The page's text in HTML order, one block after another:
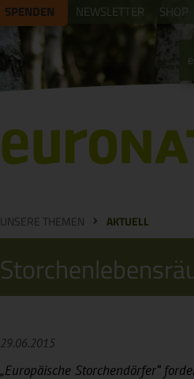
SPENDEN NEWSLETTER SHOP
UNSERE THEMEN AKTUELL
29.06.2015
„Europäische Storchendörfer“